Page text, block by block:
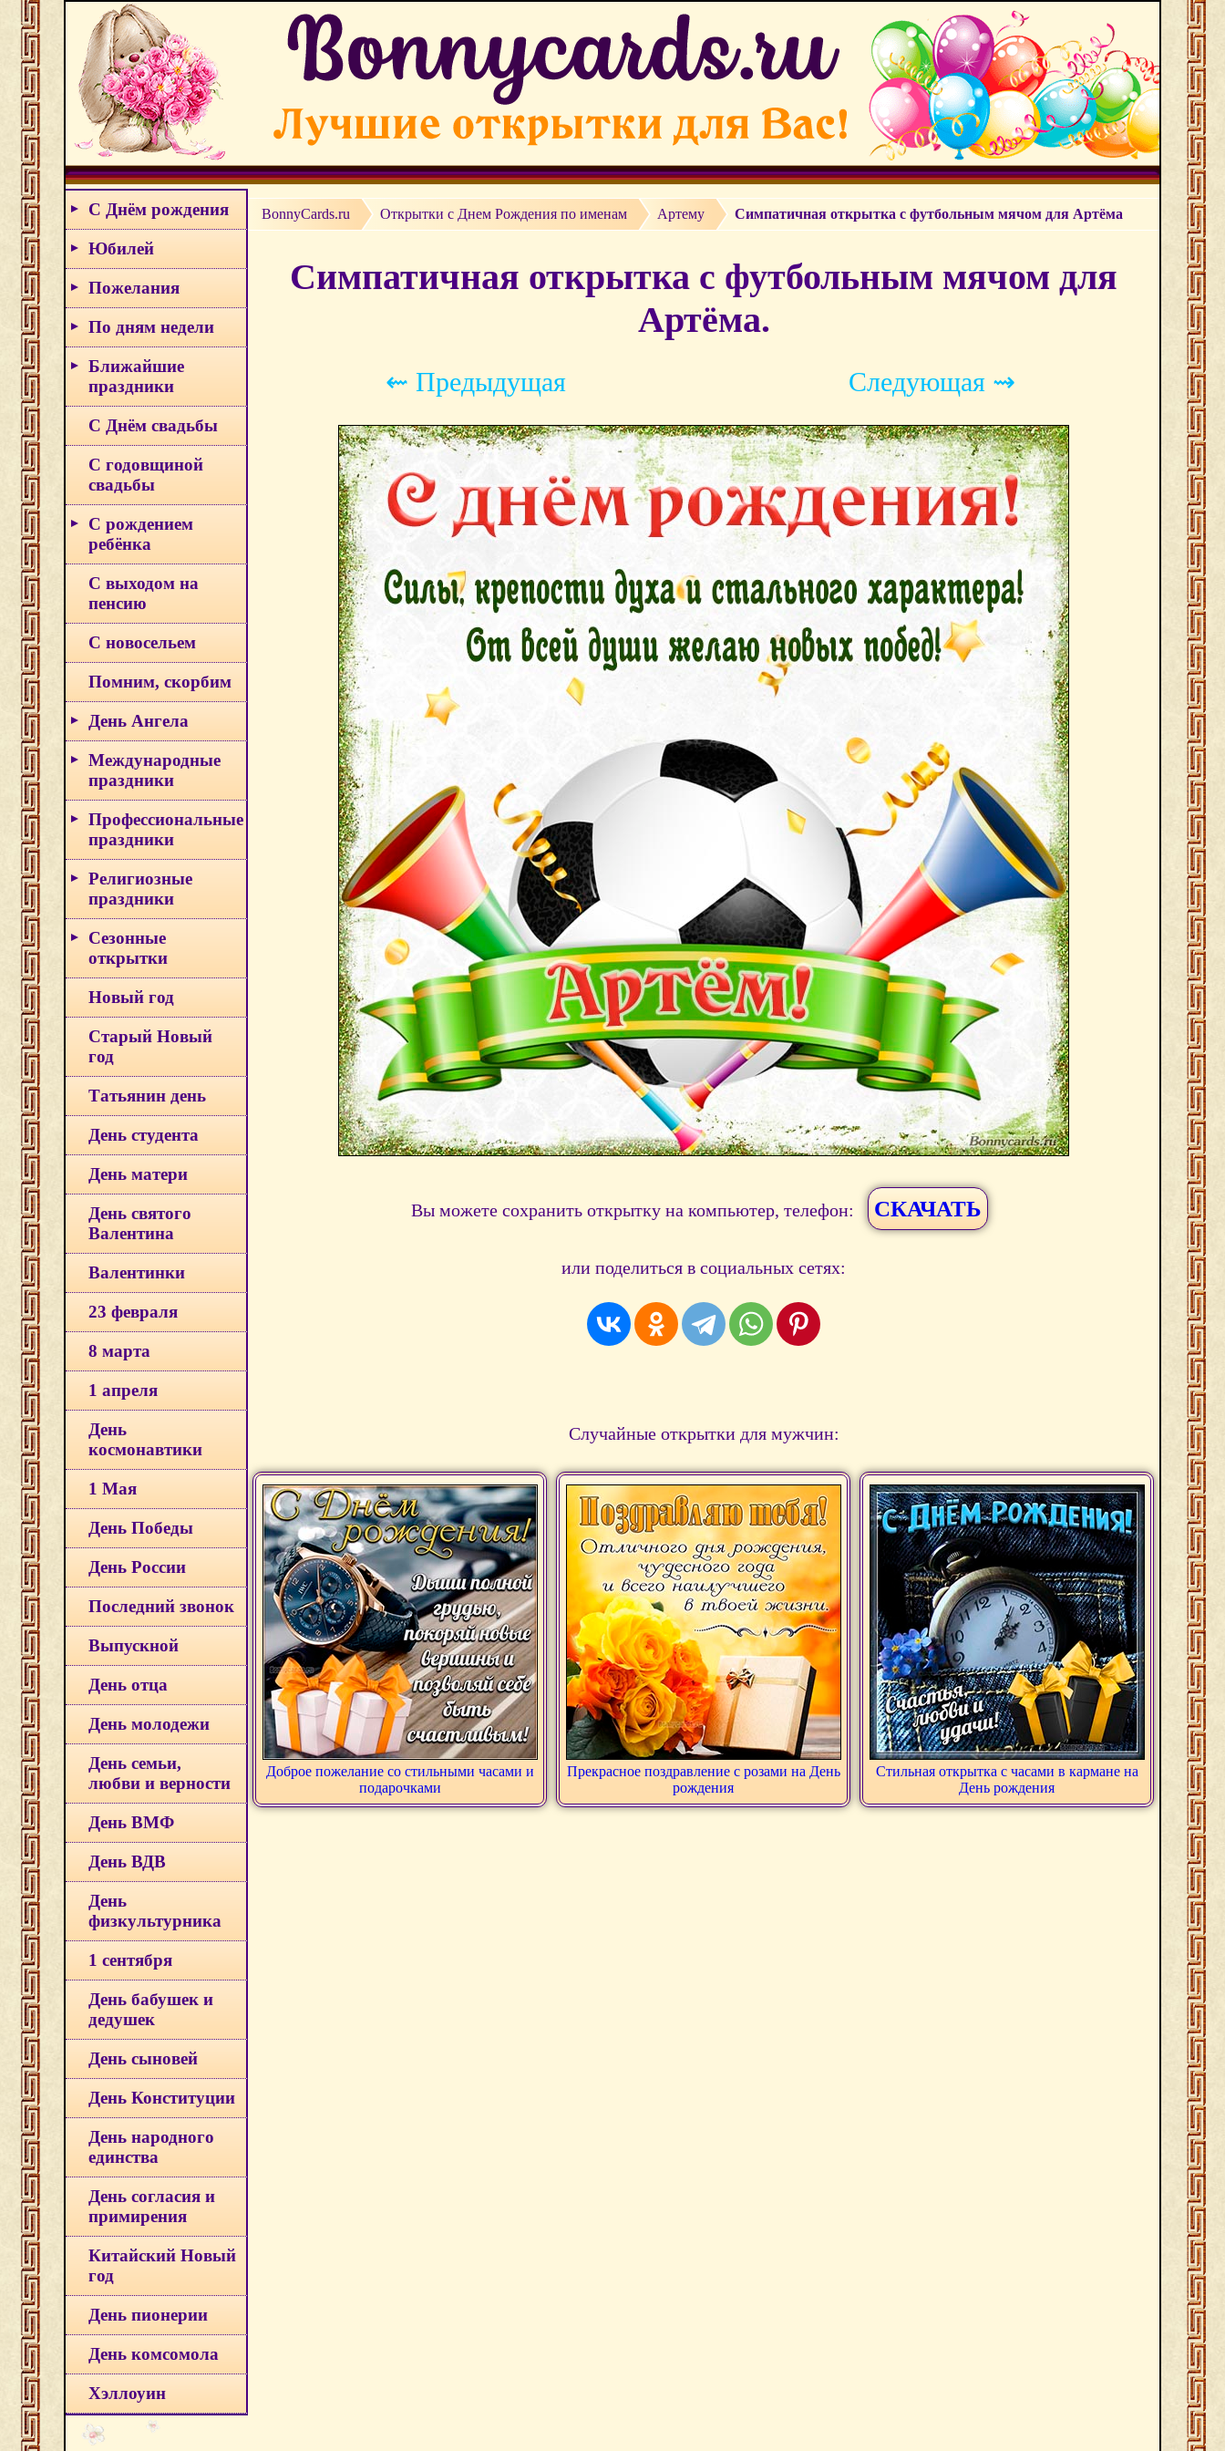
С Днём рождения
Юбилей
Пожелания
По дням недели
Ближайшие
праздники
С Днём свадьбы
С годовщиной
свадьбы
С рождением
ребёнка
С выходом на
пенсию
С новосельем
Помним, скорбим
День Ангела
Международные
праздники
Профессиональные
праздники
Религиозные
праздники
Сезонные
открытки
Новый год
Старый Новый
год
Татьянин день
День студента
День матери
День святого
Валентина
Валентинки
23 февраля
8 марта
1 апреля
День
космонавтики
1 Мая
День Победы
День России
Последний звонок
Выпускной
День отца
День молодежи
День семьи,
любви и верности
День ВМФ
День ВДВ
День
физкультурника
1 сентября
День бабушек и
дедушек
День сыновей
День Конституции
День народного
единства
День согласия и
примирения
Китайский Новый
год
День пионерии
День комсомола
Хэллоуин
BonnyCards.ru Открытки c Днем Рождения по именам Артему Симпатичная открытка с футбольным мячом для Артёма
Симпатичная открытка с футбольным мячом для
Артёма.
⇜ Предыдущая Следующая ⇝
Вы можете сохранить открытку на компьютер, телефон: СКАЧАТЬ
или поделиться в социальных сетях:
Случайные открытки для мужчин:
Доброе пожелание со стильными часами и
подарочками
Прекрасное поздравление с розами на День
рождения
Стильная открытка с часами в кармане на
День рождения